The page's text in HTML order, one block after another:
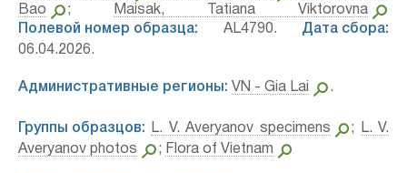
Bao
;
Maisak, Tatiana Viktorovna
Полевой номер образца: AL4790. Дата сбора:
06.04.2026.
Административные регионы: VN - Gia Lai .
Группы образцов: L. V. Averyanov specimens ;
L. V.
Averyanov photos
; Flora of Vietnam